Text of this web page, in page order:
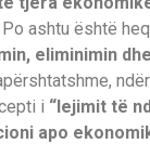
Po ashtu është
eliminimin
i “lejimit të
apo